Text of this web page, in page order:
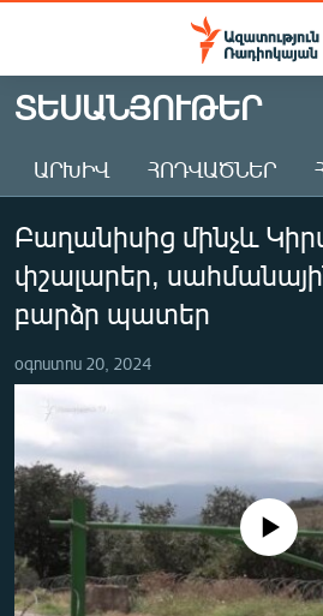
Մատչելիության
Անցնել
հիմնական
Անցնել
հիմնական
մենյուին
Որոնում
ԱԶԱՏՈՒԹՅՈՒՆ TV
ՀԱՅԱՍՏԱՆ
ԸՆՏՐՈՒԹՅՈՒՆՆԵՐ 2026
ԻՐԱՎՈՒՆՔ
ՏՆՏԵՍՈՒԹՅՈՒՆ
ՂԱՐԱԲԱՂ
ՊԱՏԵՐԱԶՄԻ 6 ՇԱԲԱԹՆԵՐԸ
ՏԱՐԱԾԱՇՐՋԱՆ
ՄԻՋԱԶԳԱՅԻՆ
ՄՇԱԿՈՒՅԹ
ՏԵՍԱՆՅՈՒԹԵՐ
ԱՐԽԻՎ ՀՈԴՎԱԾՆԵՐ
Բաղանիսից մինչև
փշալարեր,
բարձր պատեր
օգոստոս 20, 2024
No media source